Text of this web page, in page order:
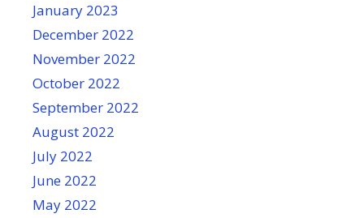
January 2023
December 2022
November 2022
October 2022
September 2022
August 2022
July 2022
June 2022
May 2022